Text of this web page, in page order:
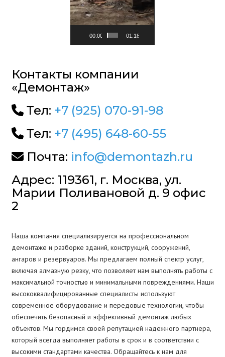
00:00 01:18
Контакты компании
«Демонтаж»
Тел: +7 (925) 070-91-98
Тел: +7 (495) 648-60-55
Почта: info@demontazh.ru
Адрес: 119361, г. Москва, ул.
Марии Поливановой д. 9 офис
2
Наша компания специализируется на профессиональном
демонтаже и разборке зданий, конструкций, сооружений,
ангаров и резервуаров. Мы предлагаем полный спектр услуг,
включая алмазную резку, что позволяет нам выполнять работы с
максимальной точностью и минимальными повреждениями. Наши
высококвалифицированные специалисты используют
современное оборудование и передовые технологии, чтобы
обеспечить безопасный и эффективный демонтаж любых
объектов. Мы гордимся своей репутацией надежного партнера,
который всегда выполняет работы в срок и в соответствии с
высокими стандартами качества. Обращайтесь к нам для